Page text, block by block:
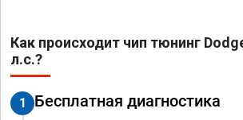
Как происходит чип тюнинг
л.с.?
1 Бесплатная диагностика